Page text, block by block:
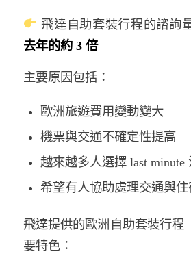
飛達自助套裝行程的諮詢
去年的約 3 倍
主要原因包括：
歐洲旅遊費用變動變大
機票與交通不確定性提高
越來越多人選擇 last minute
希望有人協助處理交通與住
飛達提供的歐洲自助套裝行程
要特色：